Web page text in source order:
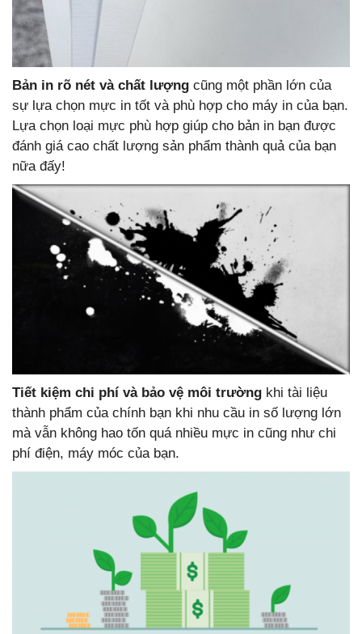
Bản in rõ nét và chất lượng cũng một phần lớn của
sự lựa chọn mực in tốt và phù hợp cho máy in của bạn.
Lựa chọn loại mực phù hợp giúp cho bản in bạn được
đánh giá cao chất lượng sản phẩm thành quả của bạn
nữa đấy!
Tiết kiệm chi phí và bảo vệ môi trường khi tài liệu
thành phẩm của chính bạn khi nhu cầu in số lượng lớn
mà vẫn không hao tốn quá nhiều mực in cũng như chi
phí điện, máy móc của bạn.